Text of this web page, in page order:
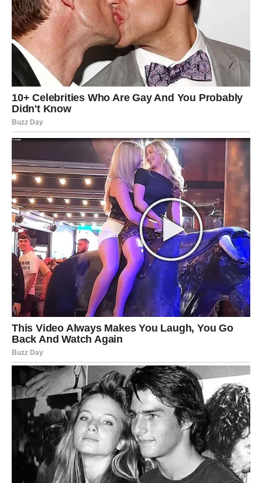
Jarac
Jarčevi su poznati po svojoj disciplini i posvećenosti
ciljevima. Međutim, danas vas može iznenaditi događaj
koji će pokazati da život ponekad ima drugačije planove.
Moguće je da ćete dobiti vest koja se odnosi na posao ili
finansije. Ova informacija može biti početak nove faze u
vašem životu.
U ljubavi, partner može pokazati emocije na način koji će
vas dirnuti.
Slobodni Jarčevi mogu se naći u situaciji koja će ih
naterati da razmisle o novoj ljubavnoj priči.
Zvezde vam poručuju da je ponekad potrebno pustiti
kontrolu i verovati procesu.
Vodolija
Vodolije danas mogu osetiti snažan talas inspiracije. Ideje
koje vam se pojave mogu biti veoma važne za budućnost.
Moguće je da ćete upoznati osobu koja će imati veliki
uticaj na vaš način razmišljanja.
U ljubavi se otvara mogućnost neočekivanog preokreta.
Neko ko je do sada bio samo prijatelj može pokazati da